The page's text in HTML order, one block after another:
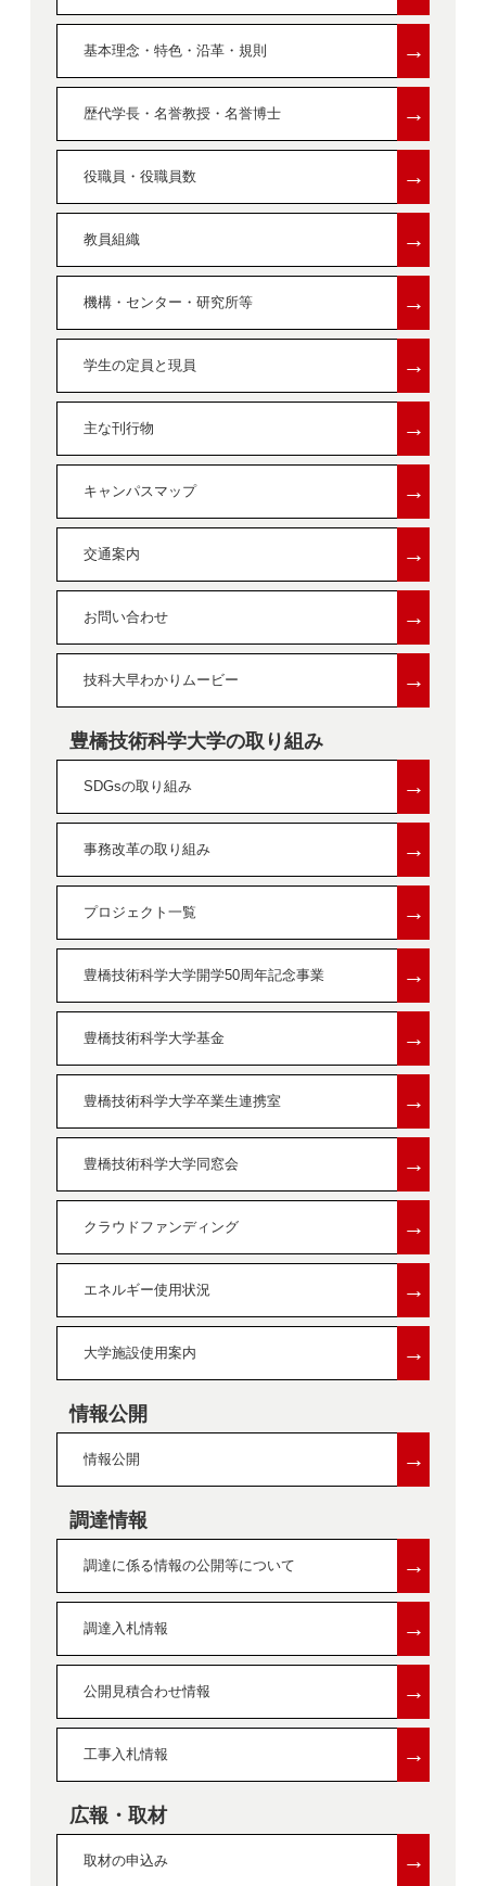
基本理念・特色・沿革・規則 →
歴代学長・名誉教授・名誉博士 →
役職員・役職員数 →
教員組織 →
機構・センター・研究所等 →
学生の定員と現員 →
主な刊行物 →
キャンパスマップ →
交通案内 →
お問い合わせ →
技科大早わかりムービー →
豊橋技術科学大学の取り組み
SDGsの取り組み →
事務改革の取り組み →
プロジェクト一覧 →
豊橋技術科学大学開学50周年記念事業 →
豊橋技術科学大学基金 →
豊橋技術科学大学卒業生連携室 →
豊橋技術科学大学同窓会 →
クラウドファンディング →
エネルギー使用状況 →
大学施設使用案内 →
情報公開
情報公開 →
調達情報
調達に係る情報の公開等について →
調達入札情報 →
公開見積合わせ情報 →
工事入札情報 →
広報・取材
取材の申込み →